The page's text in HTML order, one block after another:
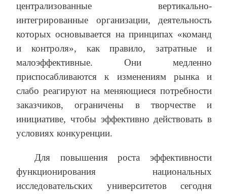
централизованные вертикально-
интегрированные организации, деятельность
которых основывается на принципах «команд
и контроля», как правило, затратные и
малоэффективные. Они медленно
приспосабливаются к изменениям рынка и
слабо реагируют на меняющиеся потребности
заказчиков, ограничены в творчестве и
инициативе, чтобы эффективно действовать в
условиях конкуренции.
Для повышения роста эффективности
функционирования национальных
исследовательских университетов сегодня